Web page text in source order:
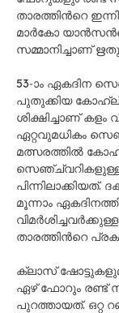
താരത്തിന്‍റെ
മാർകോ
സമ്മാനിച്ചാണ്
53-ാം ഏകദിന
പുതുക്കിയ
ശിക്ഷിച്ചാണ് കളം
ഏറ്റവുമധികം
മത്സരത്തിൽ
പിന്നിലാക്കിയത്.
മൂന്നാം
താരത്തിന്‍റെ
ക്ലാസ്
ഏഴ് ഫോറും രണ്ട്
പുറത്തായത്. ഒറ്റ